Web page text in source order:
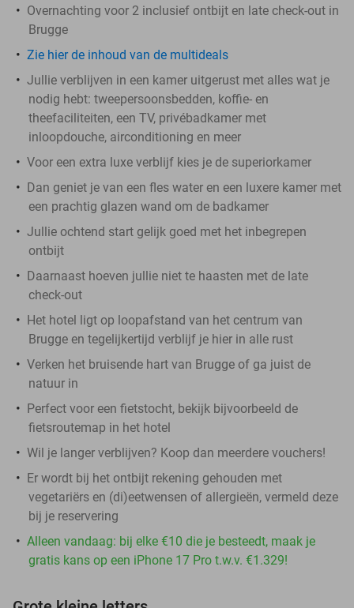
Overnachting voor 2 inclusief ontbijt en late check-out in
Brugge
Zie hier de inhoud van de multideals
Jullie verblijven in een kamer uitgerust met alles wat je
nodig hebt: tweepersoonsbedden, koffie- en
theefaciliteiten, een TV, privébadkamer met
inloopdouche, airconditioning en meer
Voor een extra luxe verblijf kies je de superiorkamer
Dan geniet je van een fles water en een luxere kamer met
een prachtig glazen wand om de badkamer
Jullie ochtend start gelijk goed met het inbegrepen
ontbijt
Daarnaast hoeven jullie niet te haasten met de late
check-out
Het hotel ligt op loopafstand van het centrum van
Brugge en tegelijkertijd verblijf je hier in alle rust
Verken het bruisende hart van Brugge of ga juist de
natuur in
Perfect voor een fietstocht, bekijk bijvoorbeeld de
fietsroutemap in het hotel
Wil je langer verblijven? Koop dan meerdere vouchers!
Er wordt bij het ontbijt rekening gehouden met
vegetariërs en (di)eetwensen of allergieën, vermeld deze
bij je reservering
Alleen vandaag: bij elke €10 die je besteedt, maak je
gratis kans op een iPhone 17 Pro t.w.v. €1.329!